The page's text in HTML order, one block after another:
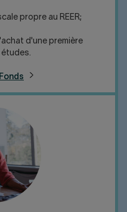
propre au REER;
d'une première